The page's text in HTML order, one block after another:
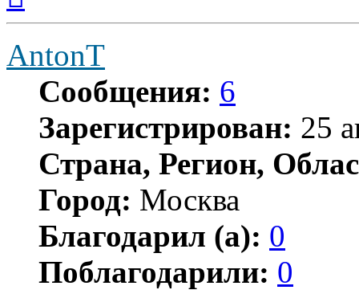
началу
AntonT
Сообщения: 6
Зарегистрирован: 25
Страна, Регион,
Город: Москва
Благодарил (а): 0
Поблагодарили: 0